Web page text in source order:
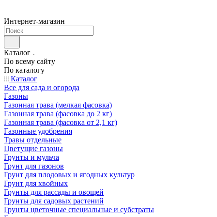
Интернет-магазин
Каталог
По всему сайту
По каталогу
Каталог
Все для сада и огорода
Газоны
Газонная трава (мелкая фасовка)
Газонная трава (фасовка до 2 кг)
Газонная трава (фасовка от 2,1 кг)
Газонные удобрения
Травы отдельные
Цветущие газоны
Грунты и мульча
Грунт для газонов
Грунт для плодовых и ягодных культур
Грунт для хвойных
Грунты для рассады и овощей
Грунты для садовых растений
Грунты цветочные специальные и субстраты